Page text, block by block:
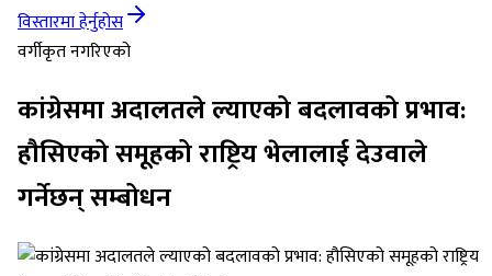
विस्तारमा हेर्नुहोस
वर्गीकृत नगरिएको
कांग्रेसमा अदालतले ल्याएको बदलावको प्रभाव:
हौसिएको समूहको राष्ट्रिय भेलालाई देउवाले
गर्नेछन् सम्बोधन